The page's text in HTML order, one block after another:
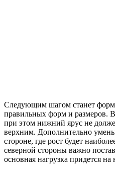
Следующим шагом станет
правильных форм и размеров.
при этом нижний ярус не
верхним. Дополнительно
стороне, где рост будет
северной стороны важно
основная нагрузка придется на